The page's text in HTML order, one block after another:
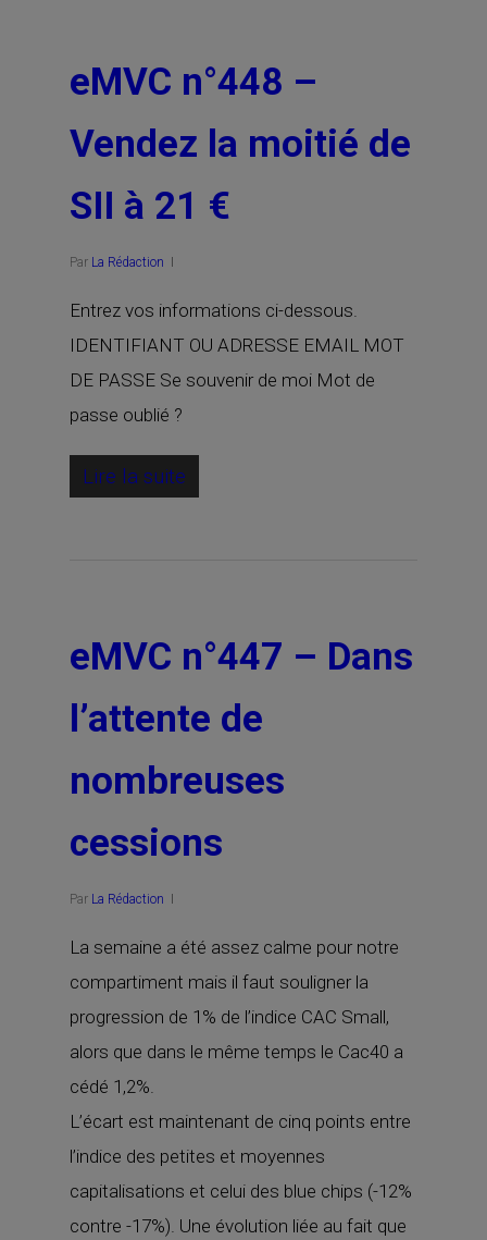
eMVC n°448 –
Vendez la moitié de
SII à 21 €
Par La Rédaction
Entrez vos informations ci-dessous.
IDENTIFIANT OU ADRESSE EMAIL MOT
DE PASSE Se souvenir de moi Mot de
passe oublié ?
Lire la suite
eMVC n°447 – Dans
l’attente de
nombreuses
cessions
Par La Rédaction
La semaine a été assez calme pour notre
compartiment mais il faut souligner la
progression de 1% de l’indice CAC Small,
alors que dans le même temps le Cac40 a
cédé 1,2%.
L’écart est maintenant de cinq points entre
l’indice des petites et moyennes
capitalisations et celui des blue chips (-12%
contre -17%). Une évolution liée au fait que